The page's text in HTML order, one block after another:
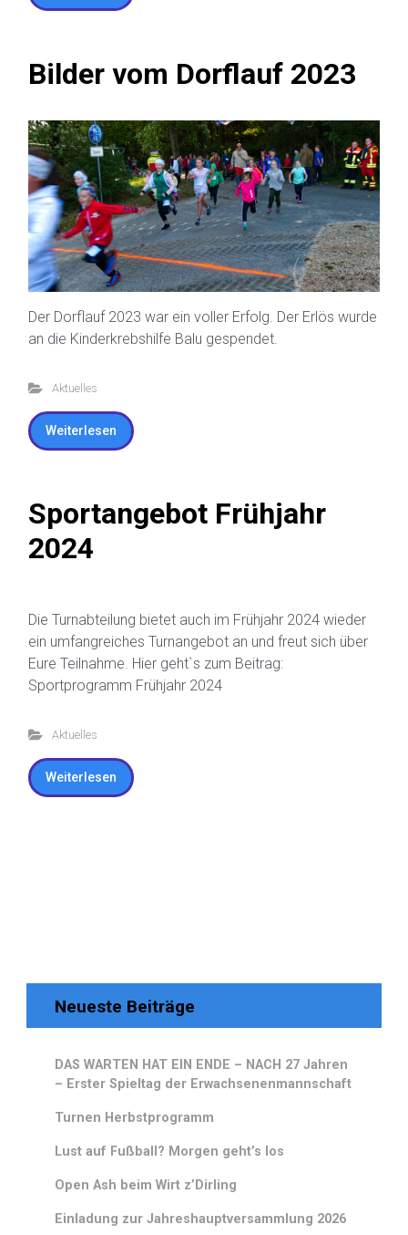
Bilder vom Dorflauf 2023
Der Dorflauf 2023 war ein voller Erfolg. Der Erlös wurde
an die Kinderkrebshilfe Balu gespendet.
Aktuelles
Weiterlesen
Sportangebot Frühjahr
2024
Die Turnabteilung bietet auch im Frühjahr 2024 wieder
ein umfangreiches Turnangebot an und freut sich über
Eure Teilnahme. Hier geht`s zum Beitrag:
Sportprogramm Frühjahr 2024
Aktuelles
Weiterlesen
Neueste Beiträge
DAS WARTEN HAT EIN ENDE – NACH 27 Jahren
– Erster Spieltag der Erwachsenenmannschaft
Turnen Herbstprogramm
Lust auf Fußball? Morgen geht’s los
Open Ash beim Wirt z’Dirling
Einladung zur Jahreshauptversammlung 2026